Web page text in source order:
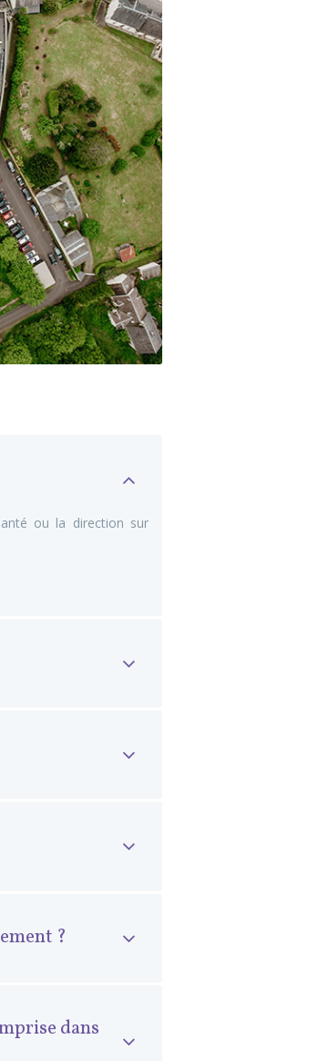
ou la direction sur
?
dans